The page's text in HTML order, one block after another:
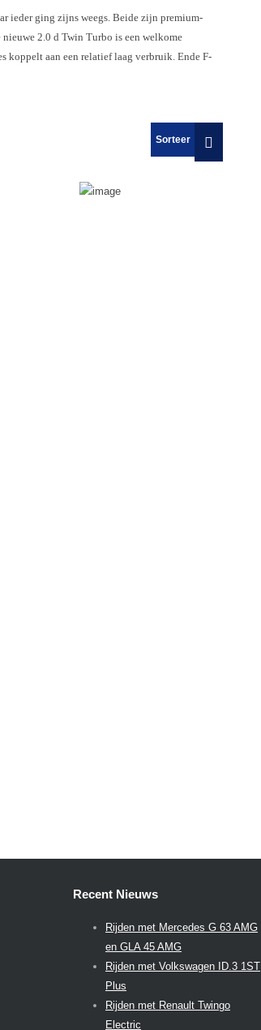
ieder ging zijns weegs. Beide zijn premium-
2.0 d Twin Turbo is een welkome
koppelt aan een relatief laag verbruik. Ende F-
Sorteer
Recent Nieuws
Rijden met Mercedes G 63 AMG
en GLA 45 AMG
Rijden met Volkswagen ID.3 1ST
Plus
Rijden met Renault Twingo
Electric